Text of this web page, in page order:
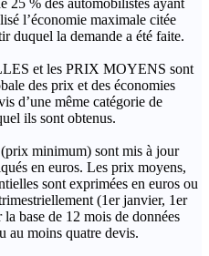
l’économie maximale citée
duquel la demande a été faite.
et les PRIX MOYENS sont
des prix et des économies
d’une même catégorie de
ils sont obtenus.
minimum) sont mis à jour
en euros. Les prix moyens,
sont exprimées en euros ou
(1er janvier, 1er
base de 12 mois de données
au moins quatre devis.